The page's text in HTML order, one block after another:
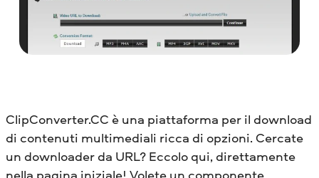
ClipConverter.CC è una piattaforma per il download
di contenuti multimediali ricca di opzioni. Cercate
un downloader da URL? Eccolo qui, direttamente